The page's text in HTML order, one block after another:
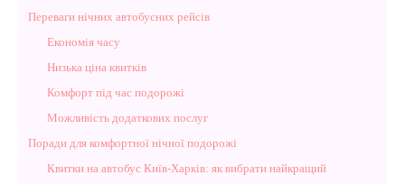
Переваги нічних автобусних рейсів
Економія часу
Низька ціна квитків
Комфорт під час подорожі
Можливість додаткових послуг
Поради для комфортної нічної подорожі
Квитки на автобус Київ-Харків: як вибрати найкращий